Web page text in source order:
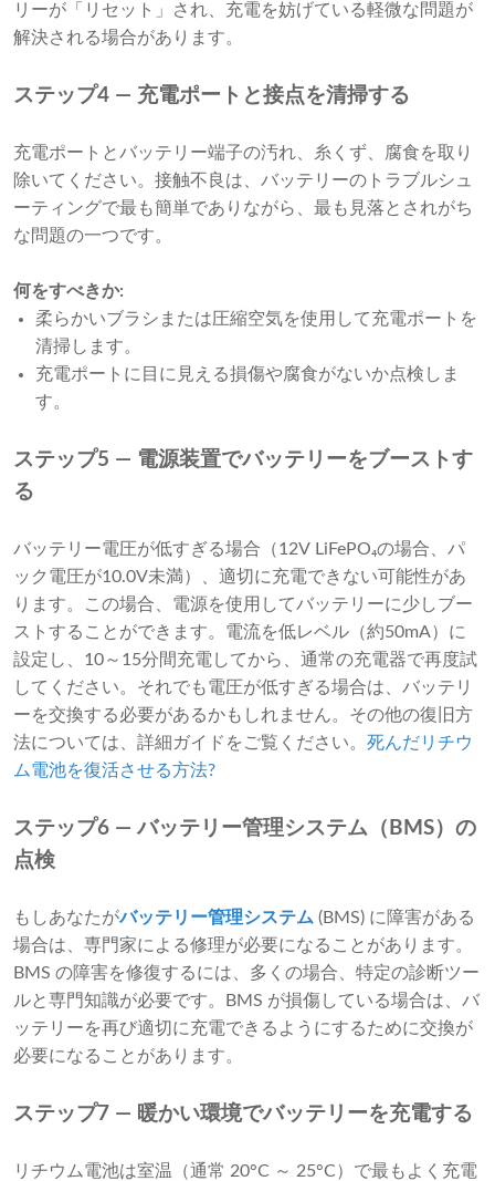
リーが「リセット」され、充電を妨げている軽微な問題が
解決される場合があります。
ステップ4 — 充電ポートと接点を清掃する
充電ポートとバッテリー端子の汚れ、糸くず、腐食を取り
除いてください。接触不良は、バッテリーのトラブルシュ
ーティングで最も簡単でありながら、最も見落とされがち
な問題の一つです。
何をすべきか:
柔らかいブラシまたは圧縮空気を使用して充電ポートを
清掃します。
充電ポートに目に見える損傷や腐食がないか点検しま
す。
ステップ5 — 電源装置でバッテリーをブーストす
る
バッテリー電圧が低すぎる場合（12V LiFePO₄の場合、パ
ック電圧が10.0V未満）、適切に充電できない可能性があ
ります。この場合、電源を使用してバッテリーに少しブー
ストすることができます。電流を低レベル（約50mA）に
設定し、10～15分間充電してから、通常の充電器で再度試
してください。それでも電圧が低すぎる場合は、バッテリ
ーを交換する必要があるかもしれません。その他の復旧方
法については、詳細ガイドをご覧ください。 死んだリチウ
ム電池を復活させる方法?
ステップ6 — バッテリー管理システム（BMS）の
点検
もしあなたがバッテリー管理システム (BMS) に障害がある
場合は、専門家による修理が必要になることがあります。
BMS の障害を修復するには、多くの場合、特定の診断ツー
ルと専門知識が必要です。BMS が損傷している場合は、バ
ッテリーを再び適切に充電できるようにするために交換が
必要になることがあります。
ステップ7 — 暖かい環境でバッテリーを充電する
リチウム電池は室温（通常 20°C ～ 25°C）で最もよく充電